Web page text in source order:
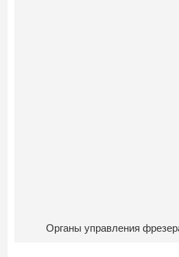
Органы управления